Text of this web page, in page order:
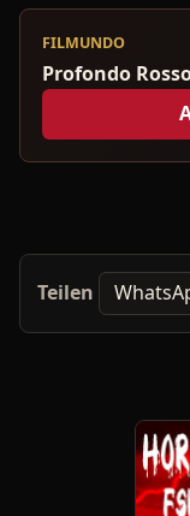
FILMUNDO
Profondo
Teilen